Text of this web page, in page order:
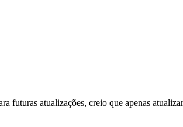
futuras atualizações, creio que apenas